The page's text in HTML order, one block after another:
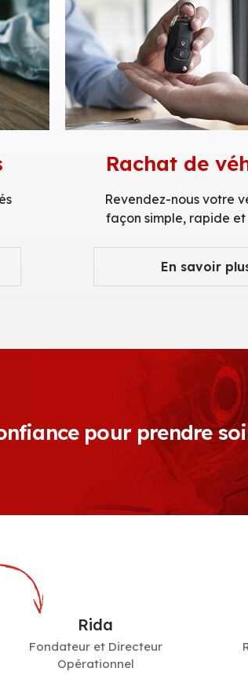
Rachat de
Revendez-nous votre
façon simple, rapide et
En savoir
pour prendre
Rida
Fondateur et Directeur
Opérationnel